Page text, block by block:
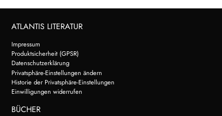
ATLANTIS LITERATUR
Impressum
Produktsicherheit (GPSR)
Datenschutzerklärung
Privatsphäre-Einstellungen ändern
Historie der Privatsphäre-Einstellungen
Einwilligungen widerrufen
BÜCHER